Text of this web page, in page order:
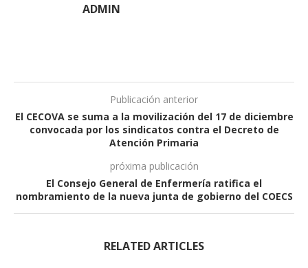
ADMIN
Publicación anterior
El CECOVA se suma a la movilización del 17 de diciembre
convocada por los sindicatos contra el Decreto de
Atención Primaria
próxima publicación
El Consejo General de Enfermería ratifica el
nombramiento de la nueva junta de gobierno del COECS
RELATED ARTICLES